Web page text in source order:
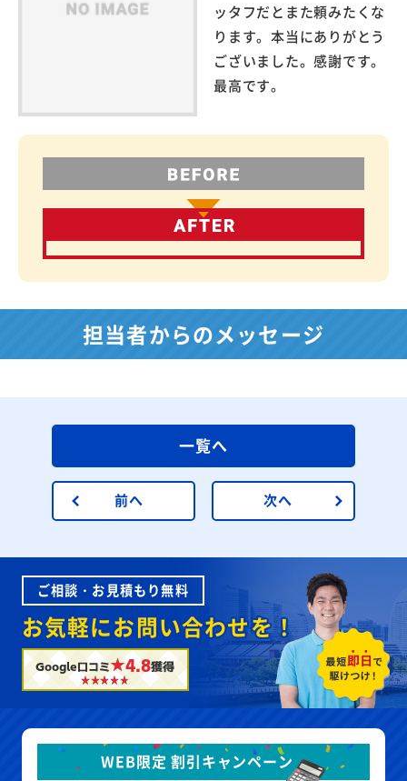
ッタフだとまた頼みたくな
ります。本当にありがとう
ございました。感謝です。
最高です。
担当者からのメッセージ
前へ
一覧へ
次へ
ご相談・お見積もり無料
お気軽にお問い合わせを！
Google口コミ★4.8獲得
WEB限定 割引キャンペーン